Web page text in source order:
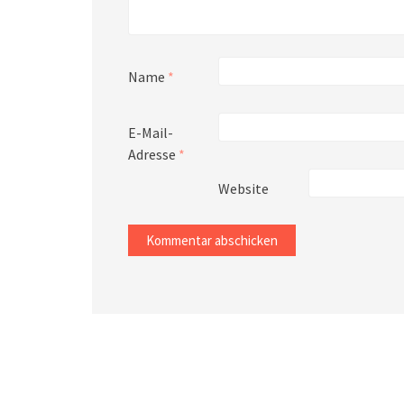
Name *
E-Mail-
Adresse *
Website